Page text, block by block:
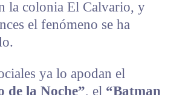
la colonia El Calvario, y
el fenómeno se ha
ya lo apodan el
de la Noche”, el “Batman